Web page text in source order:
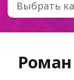
Выбрать